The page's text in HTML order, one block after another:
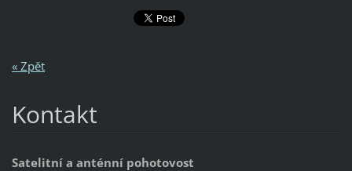
« Zpět
Kontakt
Satelitní a anténní pohotovost